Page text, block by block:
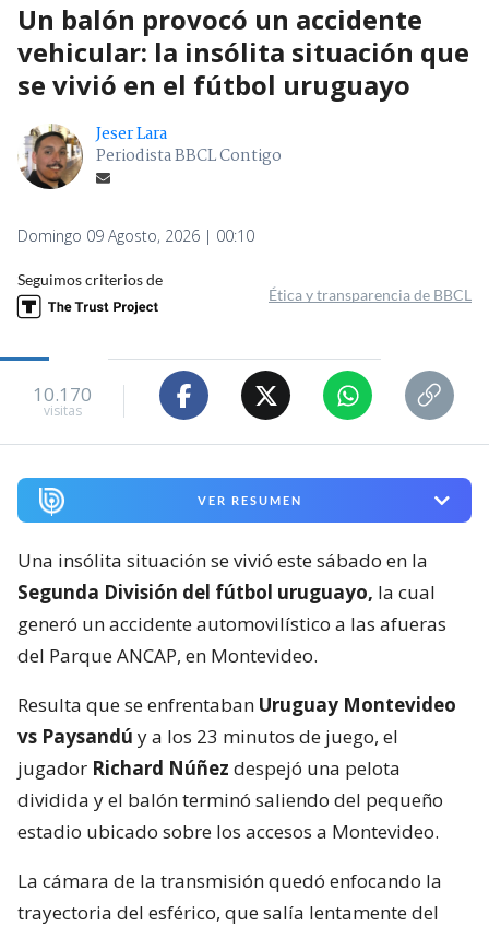
Un balón provocó un accidente
vehicular: la insólita situación que
se vivió en el fútbol uruguayo
Jeser Lara
Periodista BBCL Contigo
Domingo 09 Agosto, 2026 | 00:10
Seguimos criterios de
Ética y transparencia de BBCL
10.170
visitas
VER RESUMEN
Una insólita situación se vivió este sábado en la
Segunda División del fútbol uruguayo, la cual
generó un accidente automovilístico a las afueras
del Parque ANCAP, en Montevideo.
Resulta que se enfrentaban Uruguay Montevideo
vs Paysandú y a los 23 minutos de juego, el
jugador Richard Núñez despejó una pelota
dividida y el balón terminó saliendo del pequeño
estadio ubicado sobre los accesos a Montevideo.
La cámara de la transmisión quedó enfocando la
trayectoria del esférico, que salía lentamente del